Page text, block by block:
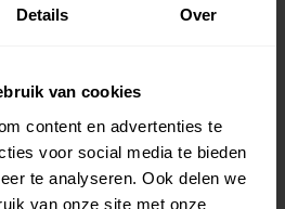
Details Over
van cookies
content en advertenties te
voor social media te bieden
te analyseren. Ook delen we
van onze site met onze